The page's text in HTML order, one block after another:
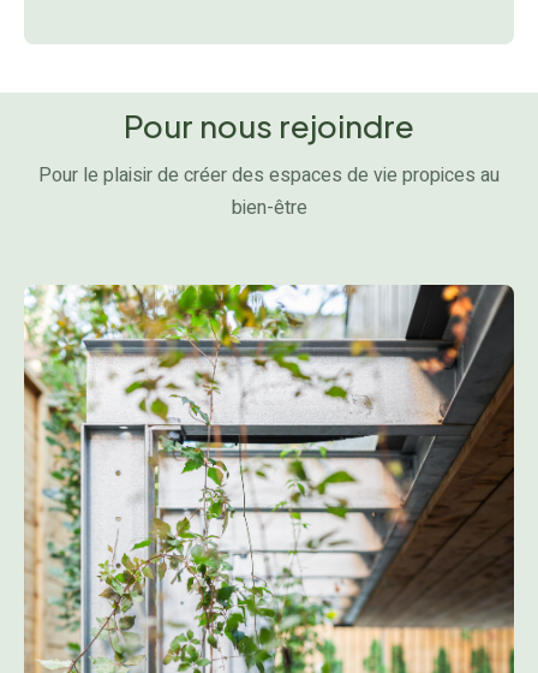
Pour nous rejoindre
Pour le plaisir de créer des espaces de vie propices au
bien-être